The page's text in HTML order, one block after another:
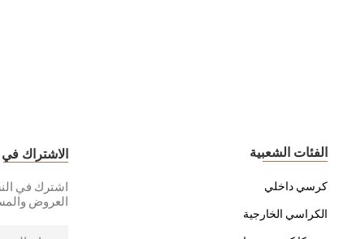
الفئات الشعبية
كرسي داخلي
الكراسي الخارجية
الاشتراك في
اشترك في
العروض